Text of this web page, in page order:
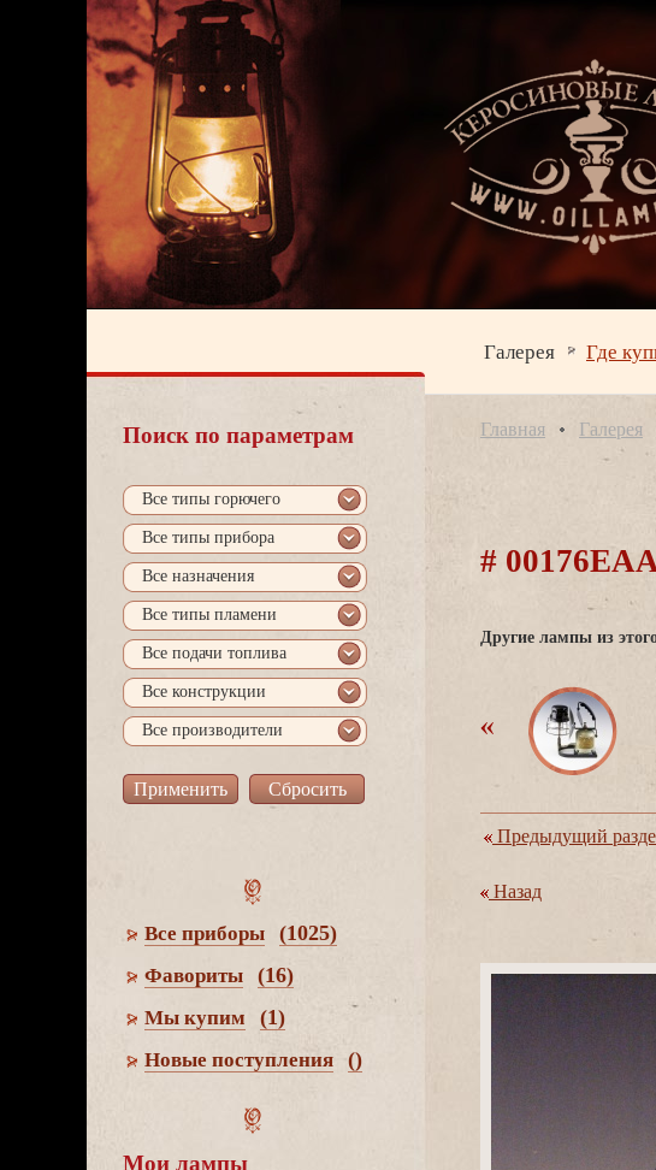
Галерея Где
Поиск по параметрам
се типы горючего
се типы прибора
се назначения
се типы пламени
се подачи топлива
се конструкции
се производители
се приборы (1025)
Фавориты (16)
Мы купим (1)
Новые поступления ()
Мои лампы
Главная Галерея
#
Другие лампы из
Предыдущий
Назад